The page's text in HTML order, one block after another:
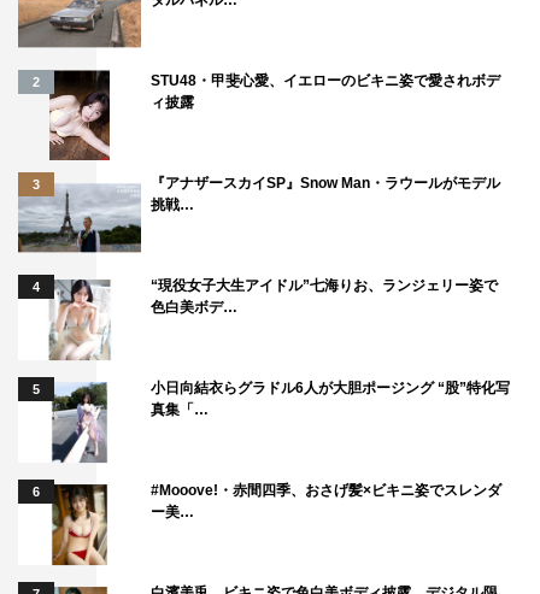
2
STU48・甲斐心愛、イエローのビキニ姿で愛されボデ
ィ披露
3
『アナザースカイSP』Snow Man・ラウールがモデル
挑戦…
4
“現役女子大生アイドル”七海りお、ランジェリー姿で
色白美ボデ…
5
小日向結衣らグラドル6人が大胆ポージング “股”特化写
真集「…
6
#Mooove!・赤間四季、おさげ髪×ビキニ姿でスレンダ
ー美…